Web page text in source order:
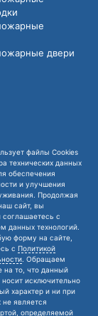
двери
файлы Cookies
технических данных
обеспечения
и улучшения
Продолжая
сайт, вы
соглашаетесь с
данных технологий.
форму на сайте,
с Политикой
. Обращаем
на то, что данный
исключительно
характер и ни при
не является
определяемой